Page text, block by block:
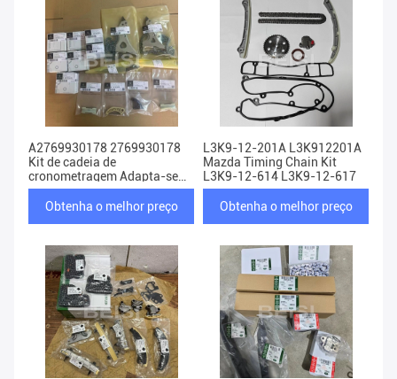
A2769930178 2769930178
Kit de cadeia de
cronometragem Adapta-se
ao Mercedes M276 C G E S
Classe 3L 3.5L
Obtenha o melhor preço
L3K9-12-201A L3K912201A
Mazda Timing Chain Kit
L3K9-12-614 L3K9-12-617
Obtenha o melhor preço